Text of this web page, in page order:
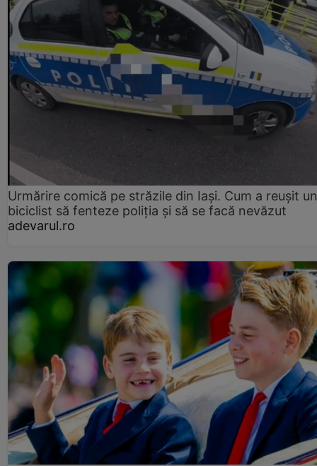
Urmărire comică pe străzile din Iași. Cum a reușit un
biciclist să fenteze poliția și să se facă nevăzut
adevarul.ro